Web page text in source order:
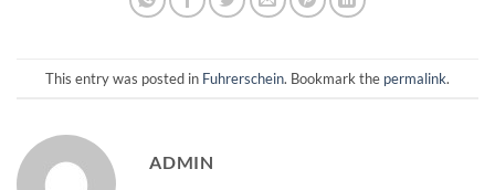
This entry was posted in Fuhrerschein. Bookmark the permalink.
ADMIN